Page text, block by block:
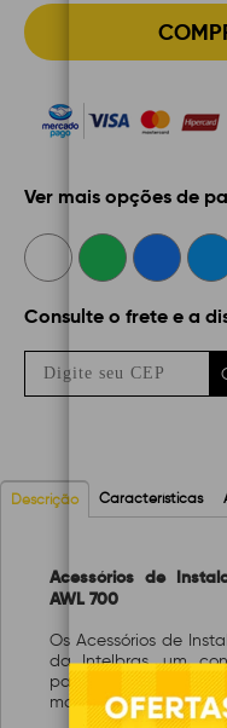
Ver mais opções de
Consulte o frete e a
Descrição Características
Acessórios de
AWL 700
Os Acessórios de
da Intelbras, um
para qualquer
montagem e